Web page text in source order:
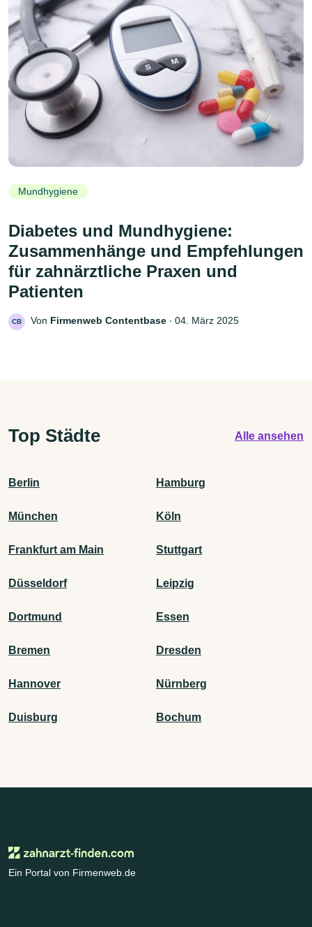
Mundhygiene
Diabetes und Mundhygiene:
Zusammenhänge und Empfehlungen
für zahnärztliche Praxen und
Patienten
CB Von Firmenweb Contentbase ‧ 04. März 2025
Top Städte Alle ansehen
Berlin Hamburg
München Köln
Frankfurt am Main Stuttgart
Düsseldorf Leipzig
Dortmund Essen
Bremen Dresden
Hannover Nürnberg
Duisburg Bochum
Ein Portal von Firmenweb.de